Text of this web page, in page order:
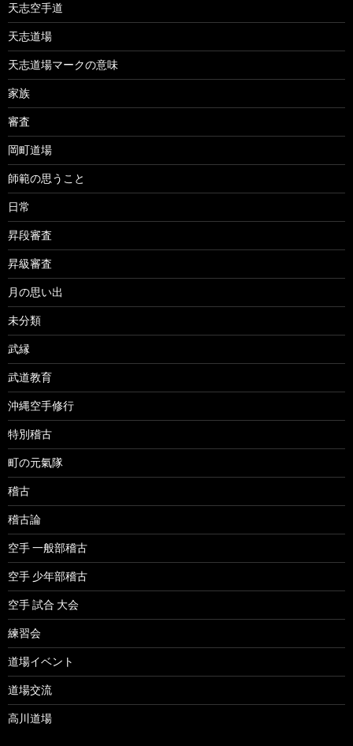
天志空手道
天志道場
天志道場マークの意味
家族
審査
岡町道場
師範の思うこと
日常
昇段審査
昇級審査
月の思い出
未分類
武縁
武道教育
沖縄空手修行
特別稽古
町の元氣隊
稽古
稽古論
空手 一般部稽古
空手 少年部稽古
空手 試合 大会
練習会
道場イベント
道場交流
高川道場